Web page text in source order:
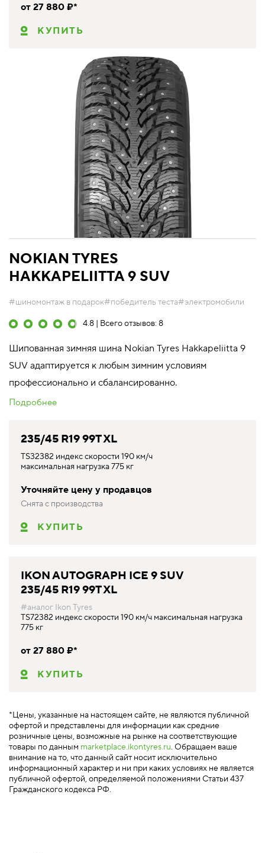
от 27 880 ₽*
КУПИТЬ
NOKIAN TYRES
HAKKAPELIITTA 9 SUV
#шиномонтаж в подарок#победитель теста#электромобили
4.8 | Всего отзывов: 8
Шипованная зимняя шина Nokian Tyres Hakkapeliitta 9
SUV адаптируется к любым зимним условиям
профессионально и сбалансированно.
Подробнее
235/45 R19 99T XL
TS32382 индекс скорости 190 км/ч
максимальная нагрузка 775 кг
Уточняйте цену у продавцов
Снята с производства
КУПИТЬ
IKON AUTOGRAPH ICE 9 SUV
235/45 R19 99T XL
#аналог Ikon Tyres
TS72382 индекс скорости 190 км/ч максимальная нагрузка
775 кг
от 27 880 ₽*
КУПИТЬ
*Цены, указанные на настоящем сайте, не являются публичной
офертой и представлены для информации как средние
розничные цены, возможные на рынке на соответствующие
товары по данным marketplace.ikontyres.ru. Обращаем ваше
внимание на то, что данный сайт носит исключительно
информационный характер и ни при каких условиях не является
публичной офертой, определяемой положениями Статьи 437
Гражданского кодекса РФ.